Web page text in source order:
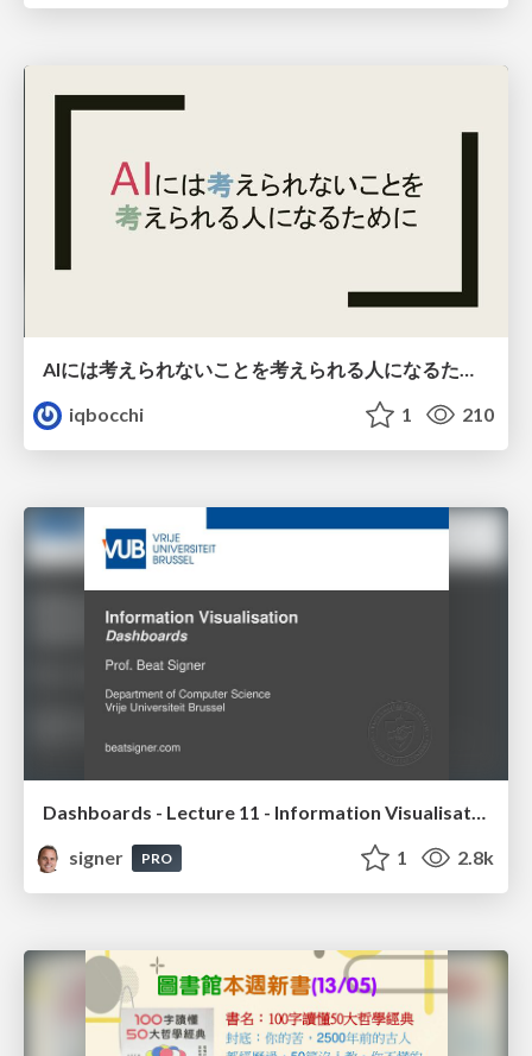
AIには考えられないことを考えられる人になるために
iqbocchi
1 210
signer
PRO 1 2.8k